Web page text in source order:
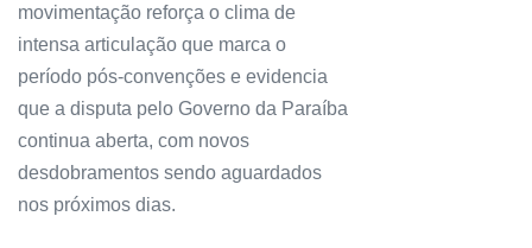
movimentação reforça o clima de
intensa articulação que marca o
período pós-convenções e evidencia
que a disputa pelo Governo da Paraíba
continua aberta, com novos
desdobramentos sendo aguardados
nos próximos dias.